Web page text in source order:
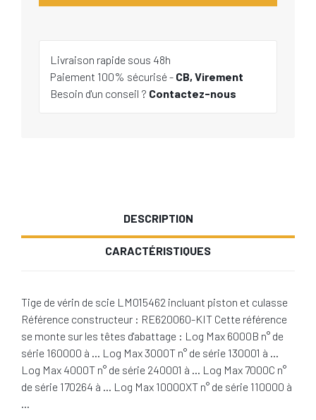
Livraison rapide sous 48h
Paiement 100% sécurisé - CB, Virement
Besoin d'un conseil ? Contactez-nous
DESCRIPTION
CARACTÉRISTIQUES
Tige de vérin de scie LM015462 incluant piston et culasse
Référence constructeur : RE620060-KIT Cette référence
se monte sur les têtes d'abattage : Log Max 6000B n° de
série 160000 à … Log Max 3000T n° de série 130001 à …
Log Max 4000T n° de série 240001 à … Log Max 7000C n°
de série 170264 à … Log Max 10000XT n° de série 110000 à
…